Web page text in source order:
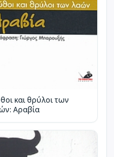
και θρύλοι των
Αραβία